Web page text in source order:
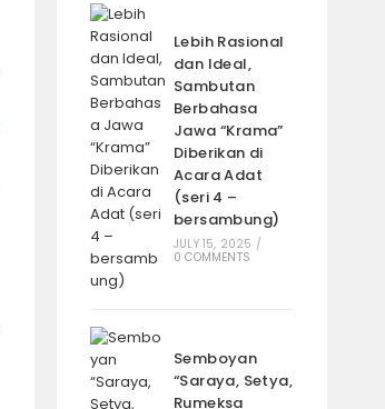
Lebih Rasional
dan Ideal,
Sambutan
Berbahasa
Jawa “Krama”
Diberikan di
Acara Adat
(seri 4 –
bersambung)
JULY 15, 2025 /
0 COMMENTS
Semboyan
“Saraya, Setya,
Rumeksa